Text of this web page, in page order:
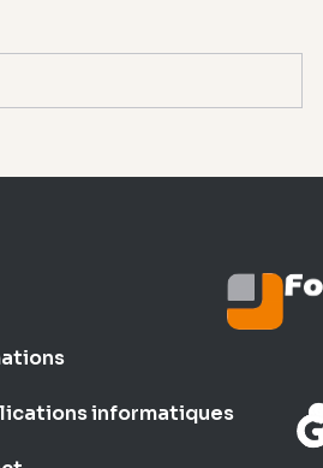
informatiques